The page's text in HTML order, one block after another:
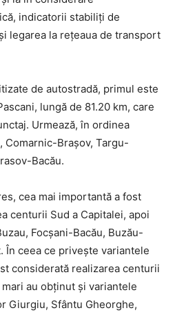
indicatorii stabiliţi de
legarea la reţeaua de transport
de autostradă, primul este
lungă de 81.20 km, care
Urmează, în ordinea
Braşov, Targu-
Bacău.
cea mai importantă a fost
centurii Sud a Capitalei, apoi
Focşani-Bacău, Buzău-
În ceea ce priveşte variantele
considerată realizarea centurii
au obţinut şi variantele
Giurgiu, Sfântu Gheorghe,